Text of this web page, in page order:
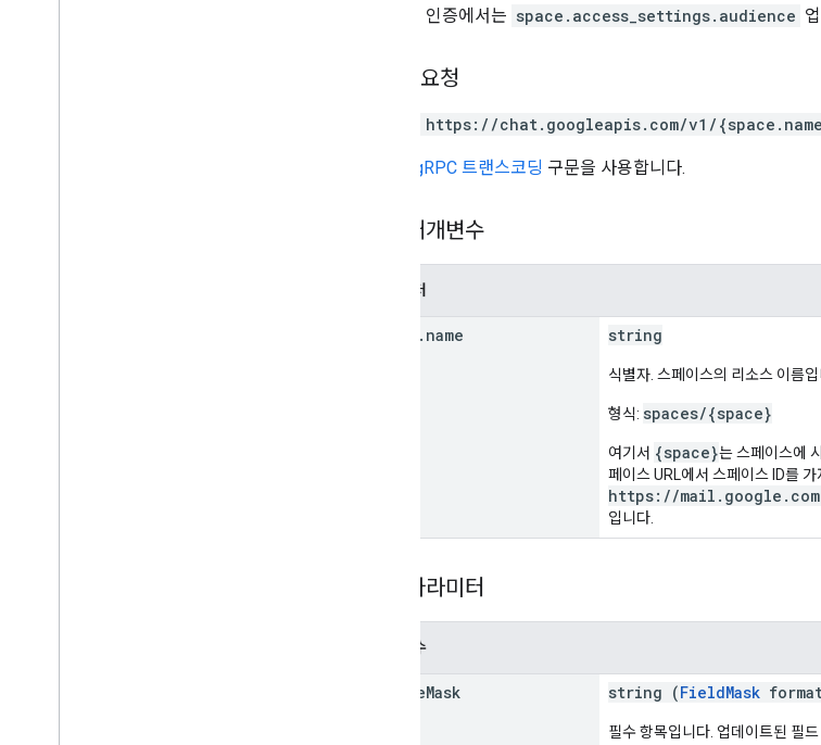
앱 인증에서는 space.access_settings.audience
HTTP 요청
PATCH https://chat.googleapis.com/v1/
gRPC 트랜스코딩 구문을 사용합니다.
경로 매개변수
파라미터
. name string
식별자. 스페이스의 리소스 이름입
형식: spaces/{space}
여기서 {space}는 스페이스에
페이스 URL에서 스페이스 ID를
https://mail.google.com/
입니다.
쿼리 파라미터
매개변수
updateMask string (FieldMask
필수 항목입니다. 업데이트된 필